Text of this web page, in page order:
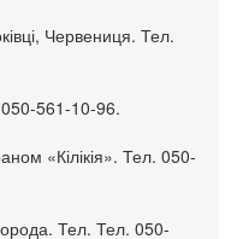
Червениця. Тел.
561-10-96.
«Кілікія». Тел. 050-
Тел. Тел. 050-